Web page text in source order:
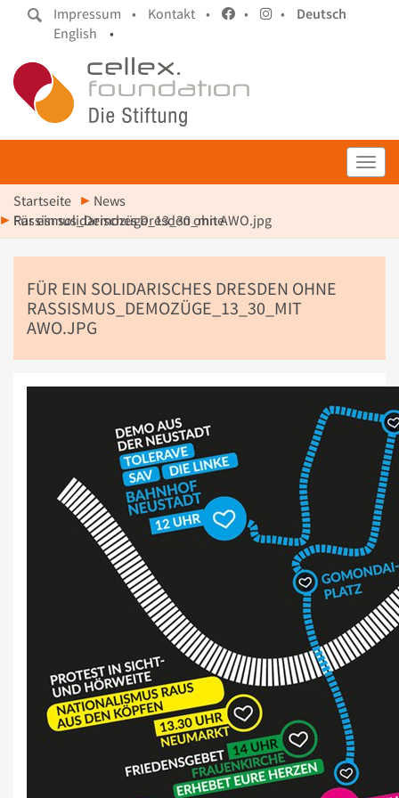
Impressum • Kontakt • • •
Deutsch
English
•
Startseite
News
Für ein solidarisches Dresden ohne Rassismus_Demozüge_13_30_mit AWO.jpg
FÜR EIN SOLIDARISCHES DRESDEN OHNE
RASSISMUS_DEMOZÜGE_13_30_MIT
AWO.JPG